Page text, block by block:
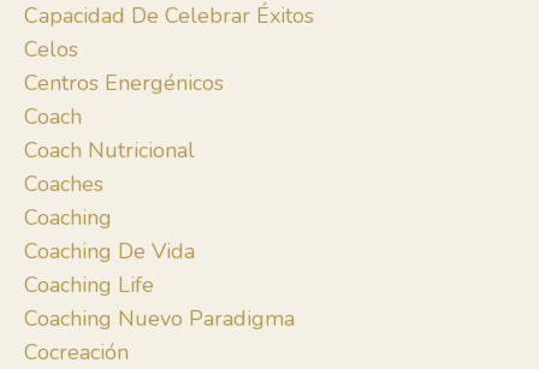
Capacidad De Celebrar Éxitos
Celos
Centros Energénicos
Coach
Coach Nutricional
Coaches
Coaching
Coaching De Vida
Coaching Life
Coaching Nuevo Paradigma
Cocreación